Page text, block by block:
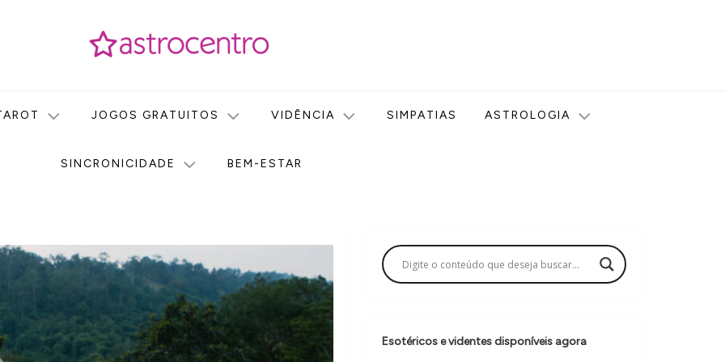
JOGOS GRATUITOS VIDÊNCIA SIMPATIAS ASTROLOGIA
SINCRONICIDADE BEM-ESTAR
Esotéricos e videntes disponíveis agora